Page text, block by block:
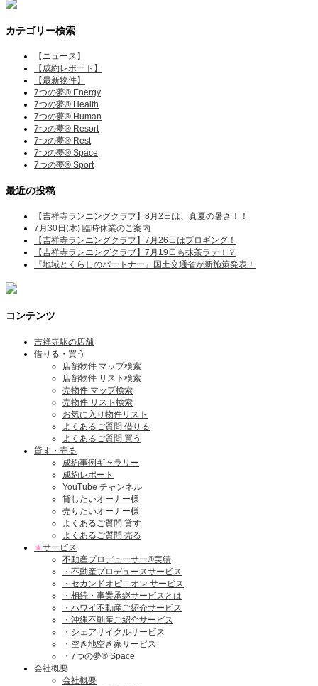
カテゴリー検索
【ニュース】
【成約レポート】
【最新物件】
7つの夢® Energy
7つの夢® Health
7つの夢® Human
7つの夢® Resort
7つの夢® Rest
7つの夢® Space
7つの夢® Sport
最近の投稿
【吉祥寺ランニングクラブ】8月2日は、真夏の暑さ！！
7月30日(木) 臨時休業のご案内
【吉祥寺ランニングクラブ】7月26日はプロギング！
【吉祥寺ランニングクラブ】7月19日も抹茶ラテ！？
『地域とくらしのパートナー』国土交通省が新施策発表！
コンテンツ
吉祥寺駅の店舗
借りる・買う
店舗物件 マップ検索
店舗物件 リスト検索
売物件 マップ検索
売物件 リスト検索
お気に入り物件リスト
よくあるご質問 借りる
よくあるご質問 買う
貸す・売る
成約事例ギャラリー
成約レポート
YouTube チャンネル
貸したいオーナー様
売りたいオーナー様
よくあるご質問 貸す
よくあるご質問 売る
★サービス
不動産プロデューサー®実績
・不動産プロデュースサービス
・セカンドオピニオン サービス
・相続・事業承継サービスとは
・ハワイ不動産ご紹介サービス
・沖縄不動産ご紹介サービス
・シェアサイクルサービス
・空き地空き家サービス
・7つの夢® Space
会社概要
会社概要